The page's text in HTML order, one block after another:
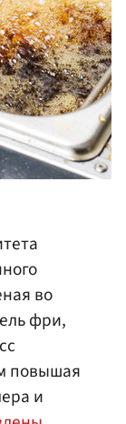
во
фри,
повышая
и